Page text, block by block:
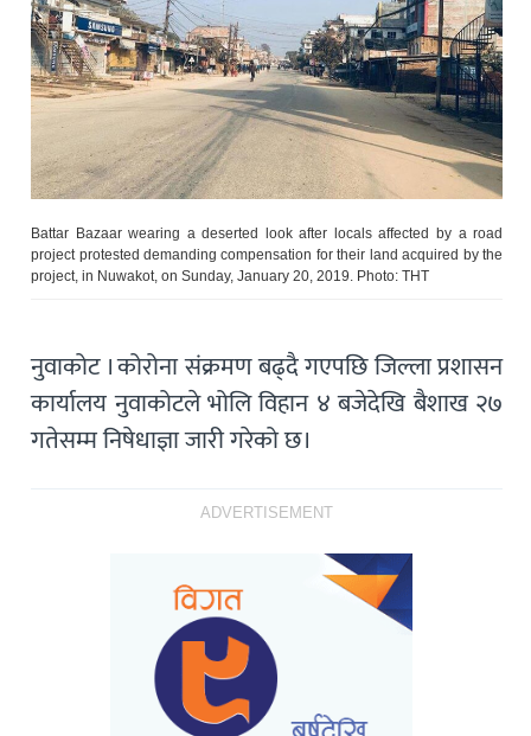
Battar Bazaar wearing a deserted look after locals affected by a road
project protested demanding compensation for their land acquired by the
project, in Nuwakot, on Sunday, January 20, 2019. Photo: THT
नुवाकोट । कोरोना संक्रमण बढ्दै गएपछि जिल्ला प्रशासन
कार्यालय नुवाकोटले भोलि विहान ४ बजेदेखि बैशाख २७
गतेसम्म निषेधाज्ञा जारी गरेको छ।
ADVERTISEMENT